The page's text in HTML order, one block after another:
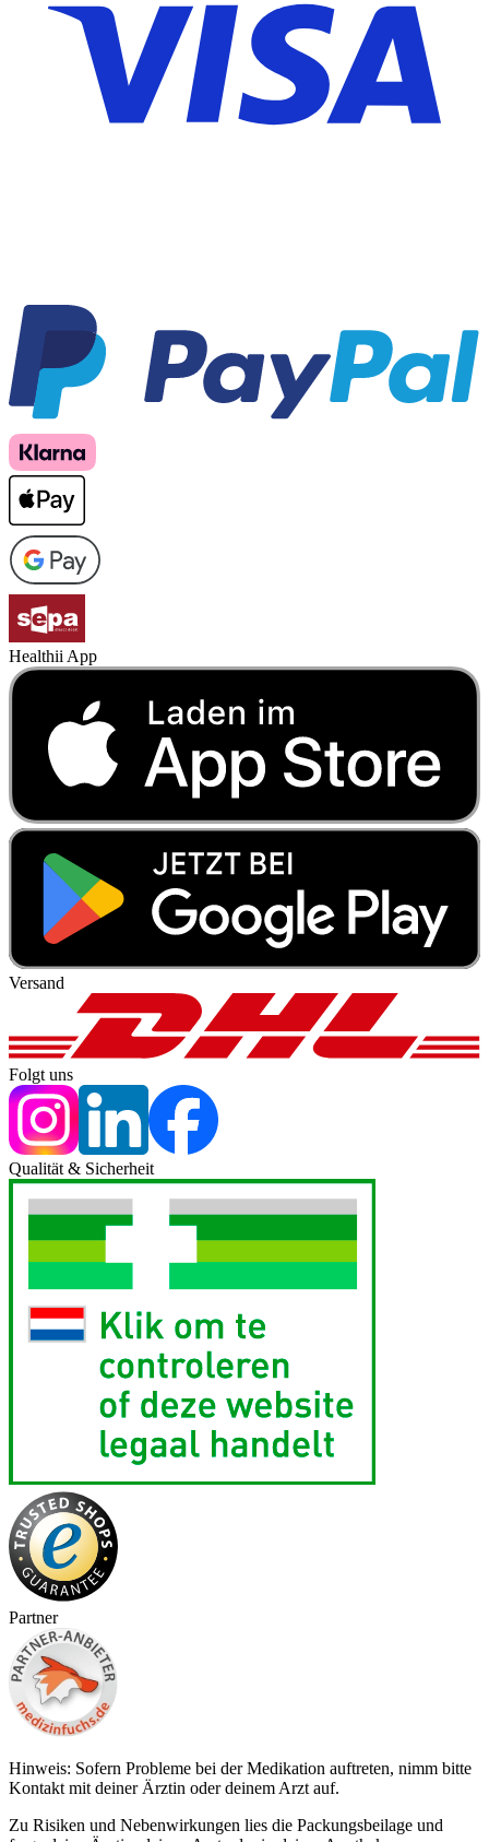
Healthii App
Versand
Folgt uns
Qualität & Sicherheit
Partner
Hinweis: Sofern Probleme bei der Medikation auftreten, nimm bitte
Kontakt mit deiner Ärztin oder deinem Arzt auf.
Zu Risiken und Nebenwirkungen lies die Packungsbeilage und